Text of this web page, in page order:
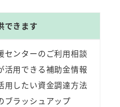
できます
センターのご利用相談
活用できる補助金情報
用したい資金調達方法
ブラッシュアップ